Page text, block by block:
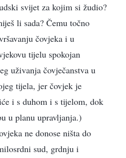
svijet za kojim si žudio?
li sada? Čemu točno
čovjeka i u
tijelu spokojan
uživanja čovječanstva u
tijela, jer čovjek je
i s duhom i s tijelom, dok
u planu upravljanja.)
ne donose ništa do
sud, grdnju i